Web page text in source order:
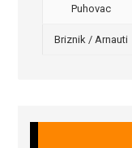
Puhovac
Briznik / Arnauti